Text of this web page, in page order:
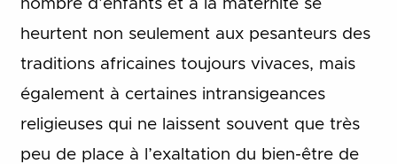
nombre d’enfants et à la maternité se
heurtent non seulement aux pesanteurs des
traditions africaines toujours vivaces, mais
également à certaines intransigeances
religieuses qui ne laissent souvent que très
peu de place à l’exaltation du bien-être de